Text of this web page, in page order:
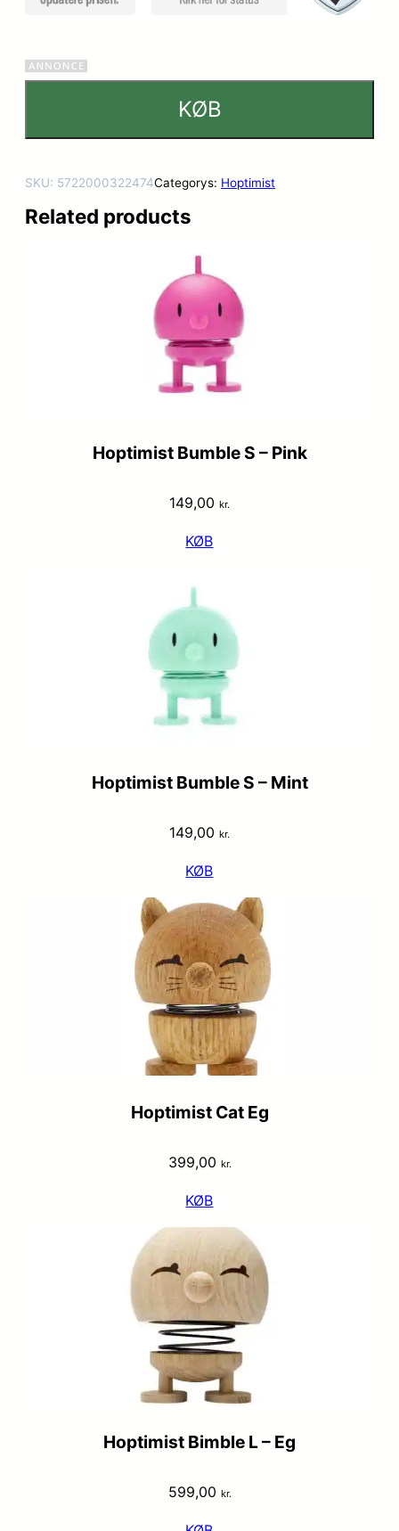
KØB
SKU: 5722000322474Categorys: Hoptimist
Related products
Hoptimist Bumble S – Pink
149,00 kr.
KØB
Hoptimist Bumble S – Mint
149,00 kr.
KØB
Hoptimist Cat Eg
399,00 kr.
KØB
Hoptimist Bimble L – Eg
599,00 kr.